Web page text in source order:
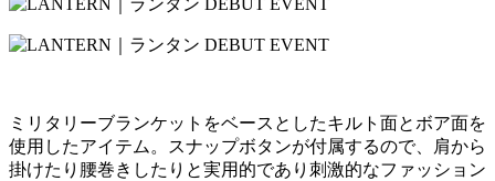
ミリタリーブランケットをベースとしたキルト面とボア面を
使用したアイテム。スナップボタンが付属するので、肩から
掛けたり腰巻きしたりと実用的であり刺激的なファッション